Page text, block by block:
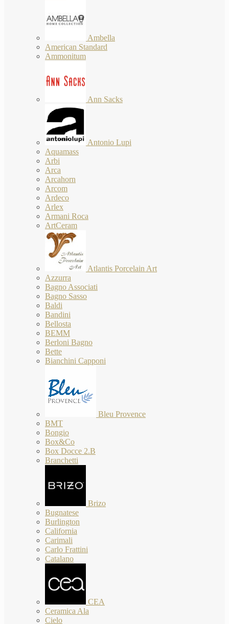
Ambella
American Standard
Ammonitum
Ann Sacks
Antonio Lupi
Aquamass
Arbi
Arca
Arcahorn
Arcom
Ardeco
Arlex
Armani Roca
ArtCeram
Atlantis Porcelain Art
Azzurra
Bagno Associati
Bagno Sasso
Baldi
Bandini
Bellosta
BEMM
Berloni Bagno
Bette
Bianchini Capponi
Bleu Provence
BMT
Bongio
Box&Co
Box Docce 2.B
Branchetti
Brizo
Bugnatese
Burlington
California
Carimali
Carlo Frattini
Catalano
CEA
Ceramica Ala
Cielo